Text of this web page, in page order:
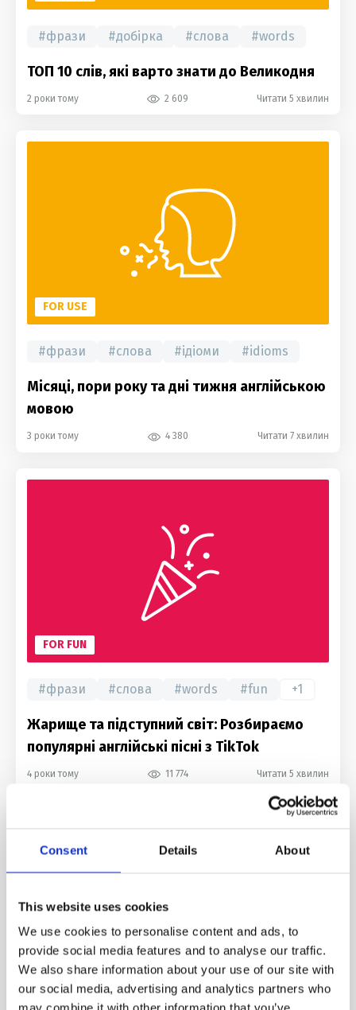
Consent Details About
This website uses cookies
We use cookies to personalise content and ads, to
provide social media features and to analyse our traffic.
We also share information about your use of our site with
our social media, advertising and analytics partners who
#фрази #добірка #слова #words
ТОП 10 слів, які варто знати до Великодня
2 роки тому 2 609 Читати 5 хвилин
FOR USE
#фрази #слова #ідіоми #idioms
Місяці, пори року та дні тижня англійською
мовою
3 роки тому 4 380 Читати 7 хвилин
FOR FUN
#фрази #слова #words #fun +1
Жарище та підступний світ: Розбираємо
популярні англійські пісні з TikTok
4 роки тому 11 774 Читати 5 хвилин
FOR YOU